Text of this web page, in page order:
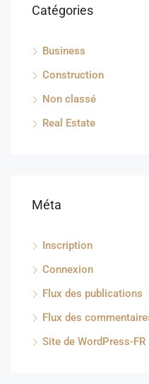
Catégories
Business
Construction
Non classé
Real Estate
Méta
Inscription
Connexion
Flux des publications
Flux des
Site de WordPress-FR